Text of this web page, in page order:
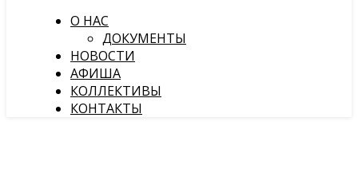
О НАС
ДОКУМЕНТЫ
НОВОСТИ
АФИША
КОЛЛЕКТИВЫ
КОНТАКТЫ